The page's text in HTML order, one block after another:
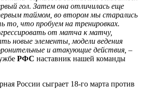
гол. Затем она отличилась еще
таймом, во втором мы старались
то, что пробуем на тренировках.
от матча к матчу,
новые элементы, модели ведения
и атакующие действия, –
РФС наставник нашей команды
России сыграет 18-го марта против